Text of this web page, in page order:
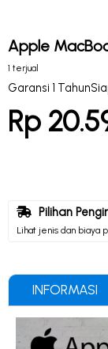
Apple
1 terjual
Garansi 1 Tahun
Rp
Pilihan
Lihat jenis dan biaya
INFORMASI